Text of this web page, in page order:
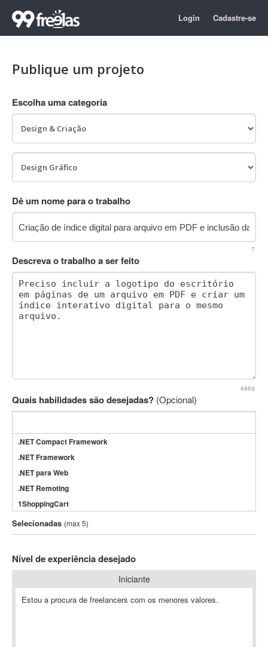
Login Cadastre-se
Publique um projeto
Escolha uma categoria
Dê um nome para o trabalho
7
Descreva o trabalho a ser feito
4869
Quais habilidades são desejadas? (Opcional)
.NET Compact Framework
.NET Framework
.NET para Web
.NET Remoting
1ShoppingCart
3DS Max
3GSM
802.11
A-GPS
Selecionadas (max 5)
Nível de experiência desejado
Iniciante
Estou a procura de freelancers com os menores valores.